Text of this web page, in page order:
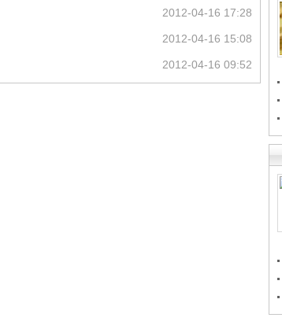
2012-04-16 17:28
2012-04-16 15:08
2012-04-16 09:52